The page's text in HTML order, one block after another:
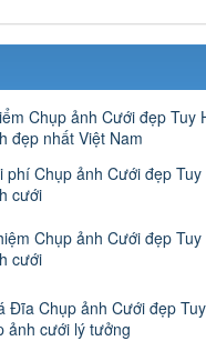
Chụp ảnh Cưới đẹp Tuy
đẹp nhất Việt Nam
phí Chụp ảnh Cưới đẹp Tuy
cưới
Chụp ảnh Cưới đẹp Tuy
cưới
Đĩa Chụp ảnh Cưới đẹp
ảnh cưới lý tưởng